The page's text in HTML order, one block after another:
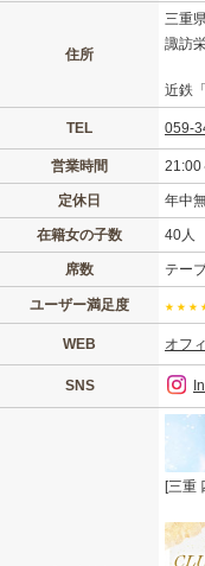
住所
三重
諏訪
近鉄
TEL 059-
営業時間 21:00
定休日 年中
在籍女の子数 40人
席数 テー
ユーザー満足度 ★ ★ ★
WEB オフ
SNS
[三重